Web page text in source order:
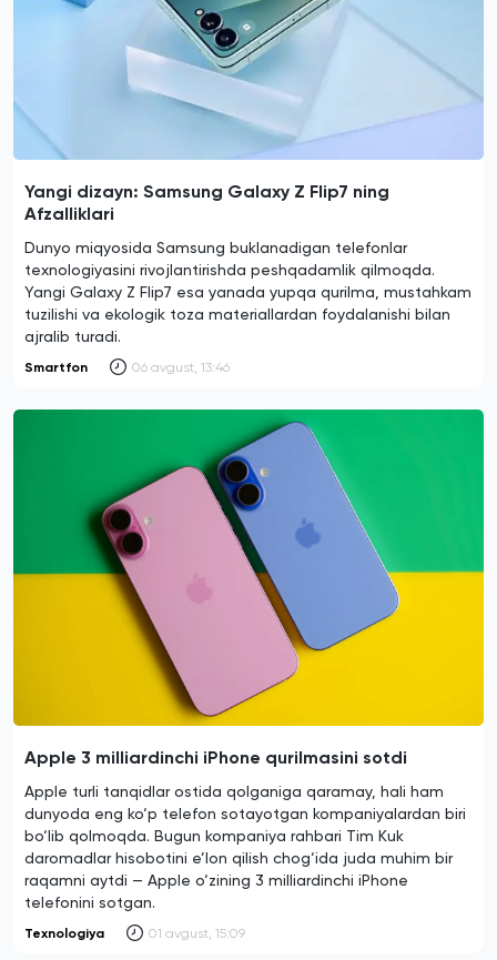
Yangi dizayn: Samsung Galaxy Z Flip7 ning
Afzalliklari
Dunyo miqyosida Samsung buklanadigan telefonlar
texnologiyasini rivojlantirishda peshqadamlik qilmoqda.
Yangi Galaxy Z Flip7 esa yanada yupqa qurilma, mustahkam
tuzilishi va ekologik toza materiallardan foydalanishi bilan
ajralib turadi.
Smartfon 06 avgust, 13:46
Apple 3 milliardinchi iPhone qurilmasini sotdi
Apple turli tanqidlar ostida qolganiga qaramay, hali ham
dunyoda eng ko‘p telefon sotayotgan kompaniyalardan biri
bo‘lib qolmoqda. Bugun kompaniya rahbari Tim Kuk
daromadlar hisobotini e’lon qilish chog‘ida juda muhim bir
raqamni aytdi — Apple o‘zining 3 milliardinchi iPhone
telefonini sotgan.
Texnologiya 01 avgust, 15:09